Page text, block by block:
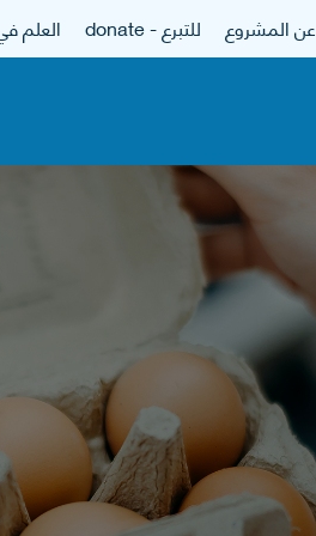
عن المشروع للتبرع - donate العلم